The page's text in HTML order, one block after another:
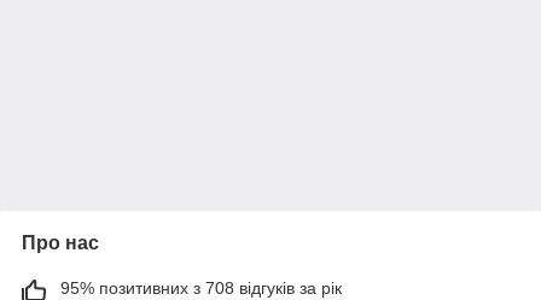
Про нас
95% позитивних з 708 відгуків за рік